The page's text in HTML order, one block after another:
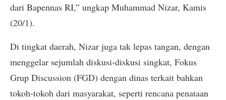
dari Bapennas RI,” ungkap Muhammad Nizar, Kamis
(20/1).
Di tingkat daerah, Nizar juga tak lepas tangan, dengan
menggelar sejumlah diskusi-diskusi singkat, Fokus
Grup Discussion (FGD) dengan dinas terkait bahkan
tokoh-tokoh dari masyarakat, seperti rencana penataan